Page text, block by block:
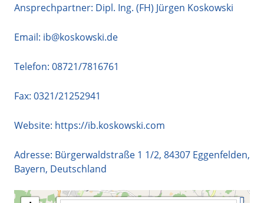
Ansprechpartner: Dipl. Ing. (FH) Jürgen Koskowski
Email: ib@koskowski.de
Telefon: 08721/7816761
Fax: 0321/21252941
Website: https://ib.koskowski.com
Adresse: Bürgerwaldstraße 1 1/2, 84307 Eggenfelden,
Bayern, Deutschland